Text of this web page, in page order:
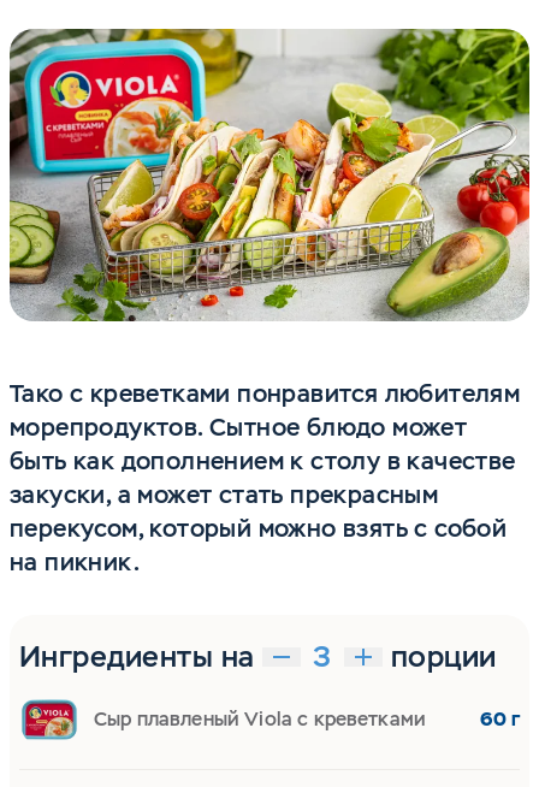
Тако с креветками понравится любителям
морепродуктов. Сытное блюдо может
быть как дополнением к столу в качестве
закуски, а может стать прекрасным
перекусом, который можно взять с собой
на пикник.
Ингредиенты на порции
Сыр плавленый Viola с креветками 60 г